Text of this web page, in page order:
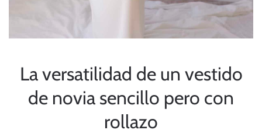
La versatilidad de un vestido
de novia sencillo pero con
rollazo